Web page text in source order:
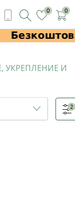
0 0
УКРЕПЛЕНИЕ И
2